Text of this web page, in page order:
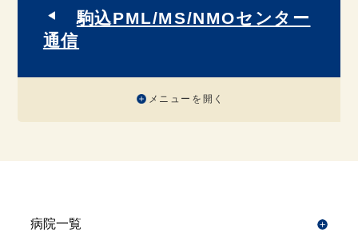
駒込PML/MS/NMOセンター
通信
メニューを開く
病院一覧